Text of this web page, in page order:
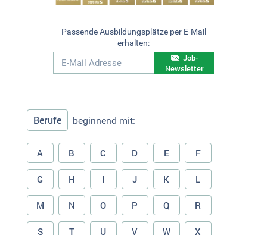
Passende Ausbildungsplätze per E-Mail
erhalten:
Job-
Newsletter
Berufe beginnend mit:
A B C D E F
G H I J K L
M N O P Q R
S T U V W X